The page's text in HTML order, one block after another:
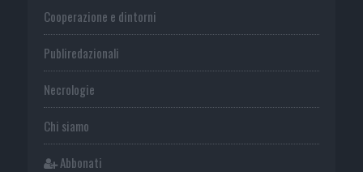
Cooperazione e dintorni
Publiredazionali
Necrologie
Chi siamo
Abbonati